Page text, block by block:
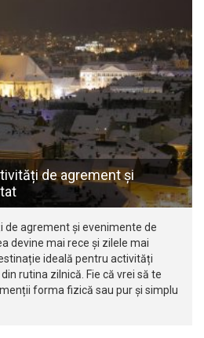
de agrement și
de agrement și evenimente de
devine mai rece și zilele mai
ideală pentru activități
rutina zilnică. Fie că vrei să te
forma fizică sau pur și simplu